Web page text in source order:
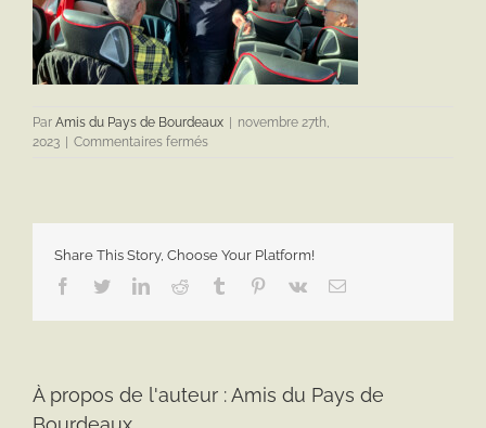
Par Amis du Pays de Bourdeaux | novembre 27th,
2023 | Commentaires ferméssur
Share This Story, Choose Your Platform!
Facebook
TwitterLinkedInReddit Tumblr Pinterest
Vk Email
À propos de l'auteur :Amis du Pays de